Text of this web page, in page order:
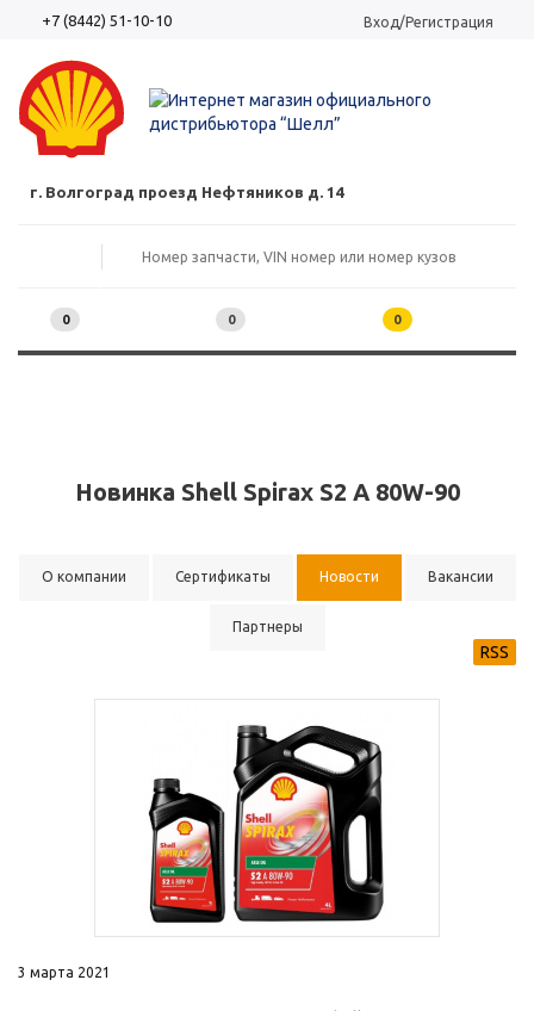
+7 (8442) 51-10-10 Вход/Регистрация
г. Волгоград проезд Нефтяников д. 14
0 0 0
Новинка Shell Spirax S2 A 80W-90
О компании Сертификаты Новости Вакансии
Партнеры
RSS
3 марта 2021